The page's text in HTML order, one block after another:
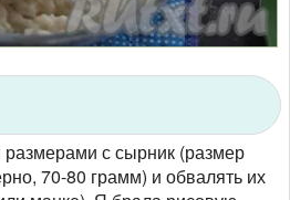
с сырник (размер
70-80 грамм) и обвалять их